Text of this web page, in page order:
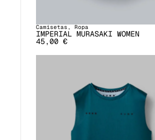
Camisetas , Ropa
IMPERIAL MURASAKI WOMEN
45,00 €